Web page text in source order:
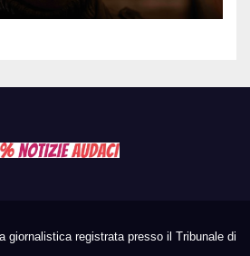
sta e cosa
giornalistica registrata presso il Tribunale di